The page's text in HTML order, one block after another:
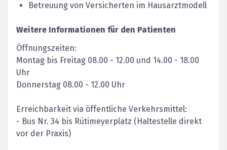
Betreuung von Versicherten im Hausarztmodell
Weitere Informationen für den Patienten
Öffnungszeiten:
Montag bis Freitag 08.00 - 12.00 und 14.00 - 18.00
Uhr
Donnerstag 08.00 - 12.00 Uhr
Erreichbarkeit via öffentliche Verkehrsmittel:
- Bus Nr. 34 bis Rütimeyerplatz (Haltestelle direkt
vor der Praxis)